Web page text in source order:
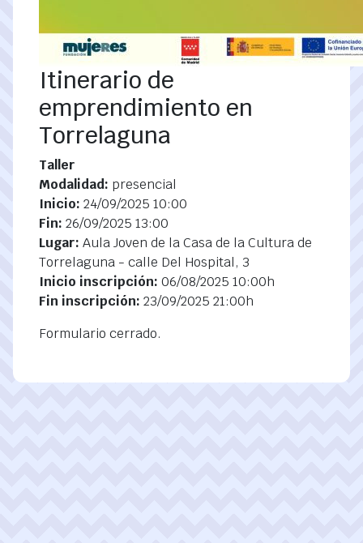
Itinerario de
emprendimiento en
Torrelaguna
Taller
Modalidad: presencial
Inicio: 24/09/2025 10:00
Fin: 26/09/2025 13:00
Lugar: Aula Joven de la Casa de la Cultura de
Torrelaguna - calle Del Hospital, 3
Inicio inscripción: 06/08/2025 10:00h
Fin inscripción: 23/09/2025 21:00h
Formulario cerrado.